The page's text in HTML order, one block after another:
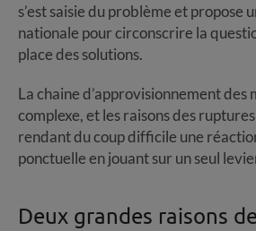
s’est saisie du problème et propose
nationale pour circonscrire la
place des solutions.
La chaine d’approvisionnement des
complexe, et les raisons des
rendant du coup difficile une
ponctuelle en jouant sur un seul
Deux grandes raisons